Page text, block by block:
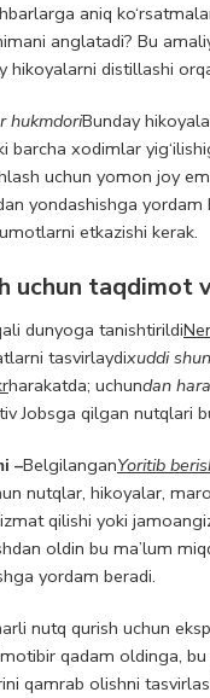
aniq
anglatadi? Bu
hikoyalarni distillashi
hukmdoriBunday
barcha xodimlar
uchun yomon joy
yondashishga
etkazishi kerak.
uchun taqdimot
dunyoga tanishtirildi
tasvirlaydixuddi
harakatda; uchundan
Jobsga qilgan nutqlari
–BelgilanganYoritib
nutqlar, hikoyalar,
qilishi yoki
oldin bu ma’lum
yordam beradi.
nutq qurish uchun
bir qadam oldinga,
qamrab olishni